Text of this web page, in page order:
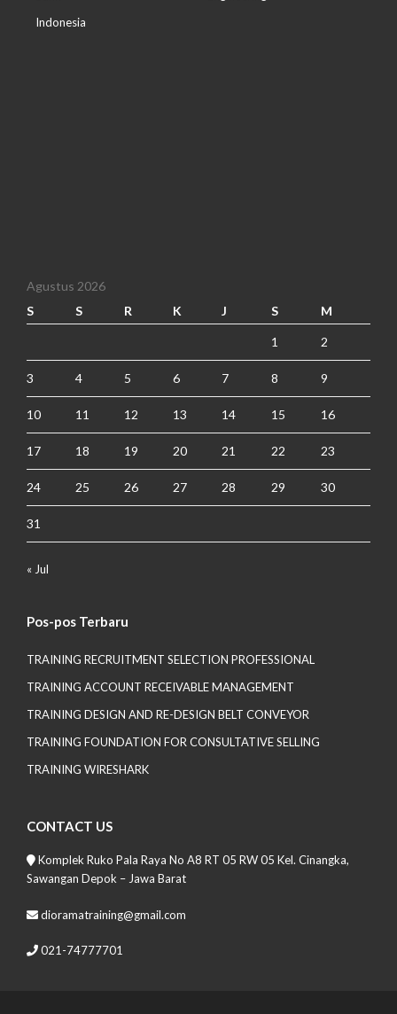
Indonesia
Agustus 2026
S
S R K J S M
1 2
3 4 5 6 7 8 9
10 11 12 13 14 15 16
17 18 19 20 21 22 23
24 25 26 27 28 29 30
31
« Jul
Pos-pos Terbaru
TRAINING RECRUITMENT SELECTION PROFESSIONAL
TRAINING ACCOUNT RECEIVABLE MANAGEMENT
TRAINING DESIGN AND RE-DESIGN BELT CONVEYOR
TRAINING FOUNDATION FOR CONSULTATIVE SELLING
TRAINING WIRESHARK
CONTACT US
Komplek Ruko Pala Raya No A8 RT 05 RW 05 Kel. Cinangka,
Sawangan Depok – Jawa Barat
dioramatraining@gmail.com
021-74777701